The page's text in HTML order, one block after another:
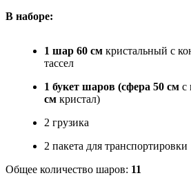
В наборе:
1 шар 60 см кристальный с
тассел
1 букет шаров (сфера 50 см с
см кристал)
2 грузика
2 пакета для транспортировки
Общее количество шаров: 11